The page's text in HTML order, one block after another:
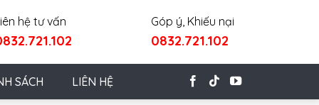
hệ tư vấn Góp ý, Khiếu nại
0832.721.102
SÁCH LIÊN HỆ